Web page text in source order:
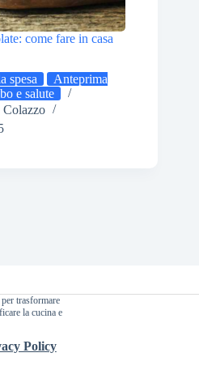
come fare in casa
spesa
Anteprima
e salute
Colazzo
trasformare
la cucina e
Policy